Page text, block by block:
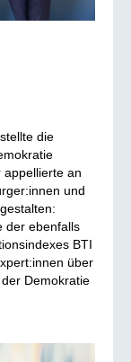
die
appellierte an
und
der ebenfalls
BTI
über
Demokratie